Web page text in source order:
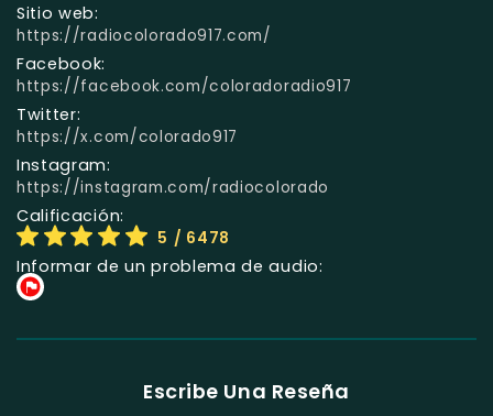
Sitio web:
https://radiocolorado917.com/
Facebook:
https://facebook.com/coloradoradio917
Twitter:
https://x.com/colorado917
Instagram:
https://instagram.com/radiocolorado
Calificación:
5 / 6478
Informar de un problema de audio:
Escribe Una Reseña